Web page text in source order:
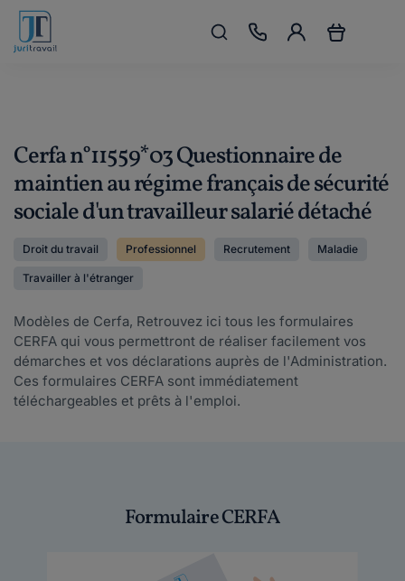
Formulaire CERFA
Cerfa n°11559*03 Questionnaire de
maintien au régime français de sécurité
sociale d'un travailleur salarié détaché
Droit du travail Professionnel Recrutement Maladie
Travailler à l'étranger
Modèles de Cerfa, Retrouvez ici tous les formulaires
CERFA qui vous permettront de réaliser facilement vos
démarches et vos déclarations auprès de l'Administration.
Ces formulaires CERFA sont immédiatement
téléchargeables et prêts à l'emploi.